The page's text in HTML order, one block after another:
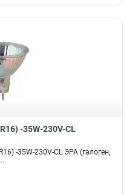
-35W-230V-CL
-35W-230V-CL ЭРА (галоген,